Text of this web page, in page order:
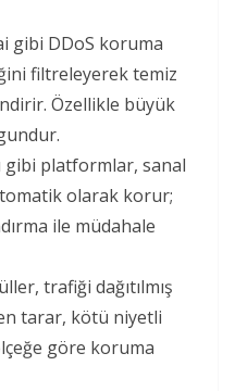
gibi DDoS koruma
filtreleyerek temiz
Özellikle büyük
gibi platformlar, sanal
olarak korur;
ile müdahale
trafiği dağıtılmış
tarar, kötü niyetli
göre koruma